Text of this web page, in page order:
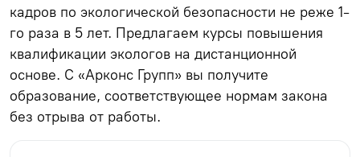
кадров по экологической безопасности не реже 1-
го раза в 5 лет. Предлагаем курсы повышения
квалификации экологов на дистанционной
основе. С «Арконс Групп» вы получите
образование, соответствующее нормам закона
без отрыва от работы.